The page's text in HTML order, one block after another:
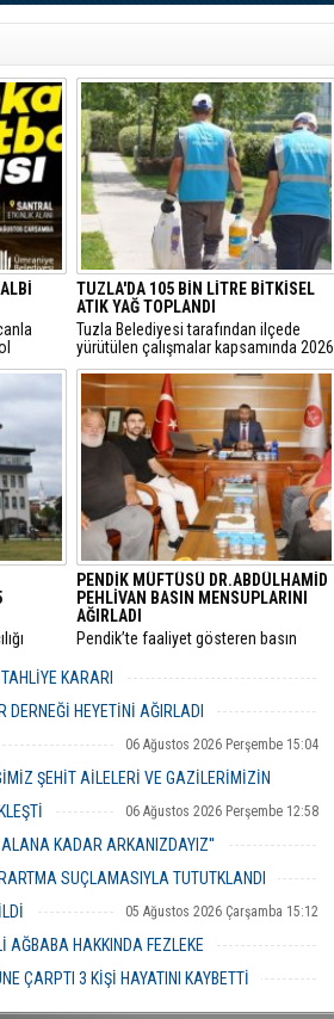
TUZLA'DA 105 BİN LİTRE BİTKİSEL
ATIK YAĞ TOPLANDI
Tuzla Belediyesi tarafından ilçede
yürütülen çalışmalar kapsamında 2026
yılında 105 bin litre bitkisel atık yağ
toplandı.
üçüncü
PENDİK MÜFTÜSÜ DR.ABDÜLHAMİD
PEHLİVAN BASIN MENSUPLARINI
AĞIRLADI
​Pendik’te faaliyet gösteren basın
görevine başlayan Dr. Abdulhamid
yeni görevi için tebriklerini iletti.
KARARI
06 Ağustos 2026 Perşembe 18:26
DERNEĞİ HEYETİNİ AĞIRLADI
06 Ağustos 2026 Perşembe 17:56
06 Ağustos 2026 Perşembe 15:04
ŞEHİT AİLELERİ VE GAZİLERİMİZİN
06 Ağustos 2026 Perşembe 12:58
ALANA KADAR ARKANIZDAYIZ''
06 Ağustos 2026 Perşembe 12:51
SUÇLAMASIYLA TUTUTKLANDI
06 Ağustos 2026 Perşembe 11:26
05 Ağustos 2026 Çarşamba 15:12
AĞBABA HAKKINDA FEZLEKE
05 Ağustos 2026 Çarşamba 10:19
ÇARPTI 3 KİŞİ HAYATINI KAYBETTİ